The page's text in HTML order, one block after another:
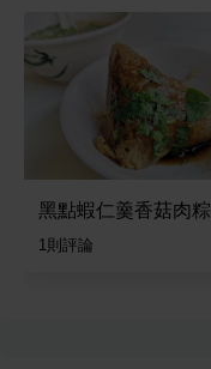
黑點蝦仁羹香菇肉粽
1則評論